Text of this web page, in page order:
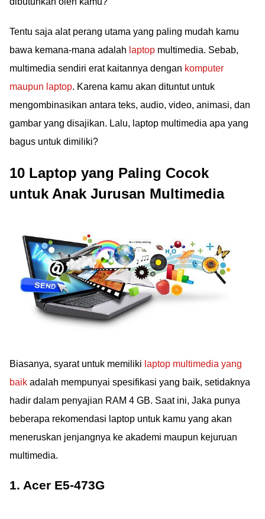
Tentu saja alat perang utama yang paling mudah kamu
bawa kemana-mana adalah laptop multimedia. Sebab,
multimedia sendiri erat kaitannya dengan komputer
maupun laptop. Karena kamu akan dituntut untuk
mengombinasikan antara teks, audio, video, animasi, dan
gambar yang disajikan. Lalu, laptop multimedia apa yang
bagus untuk dimiliki?
10 Laptop yang Paling Cocok
untuk Anak Jurusan Multimedia
Biasanya, syarat untuk memiliki laptop multimedia yang
baik adalah mempunyai spesifikasi yang baik, setidaknya
hadir dalam penyajian RAM 4 GB. Saat ini, Jaka punya
beberapa rekomendasi laptop untuk kamu yang akan
meneruskan jenjangnya ke akademi maupun kejuruan
multimedia.
1. Acer E5-473G